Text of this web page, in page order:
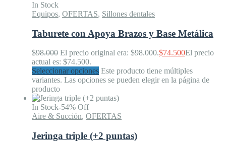
In Stock
Equipos, OFERTAS, Sillones dentales
Taburete con Apoya Brazos y Base Metálica
$98.000 El precio original era: $98.000.$74.500El precio
actual es: $74.500.
Seleccionar opciones Este producto tiene múltiples
variantes. Las opciones se pueden elegir en la página de
producto
In Stock-54% Off
Aire & Succión, OFERTAS
Jeringa triple (+2 puntas)